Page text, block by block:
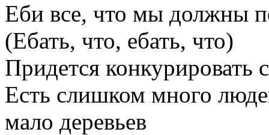
Еби все, что мы должны
(Ебать, что, ебать, что)
Придется
Есть слишком много
мало деревьев